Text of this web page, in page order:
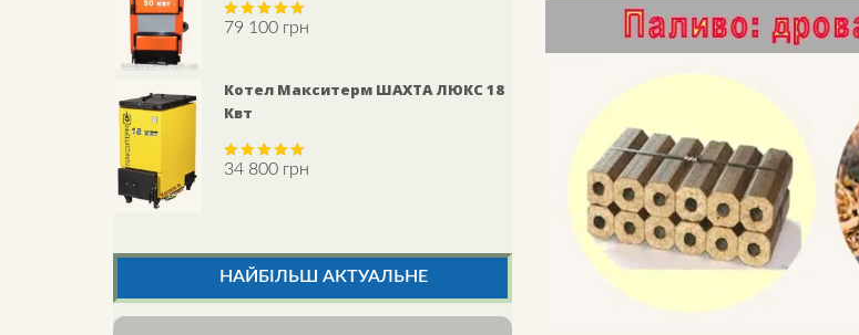
Rated5.00
79 100 грн
Котел Макситерм ШАХТА ЛЮКС 18
Квт
Rated5.00
34 800 грн
НАЙБІЛЬШ АКТУАЛЬНЕ